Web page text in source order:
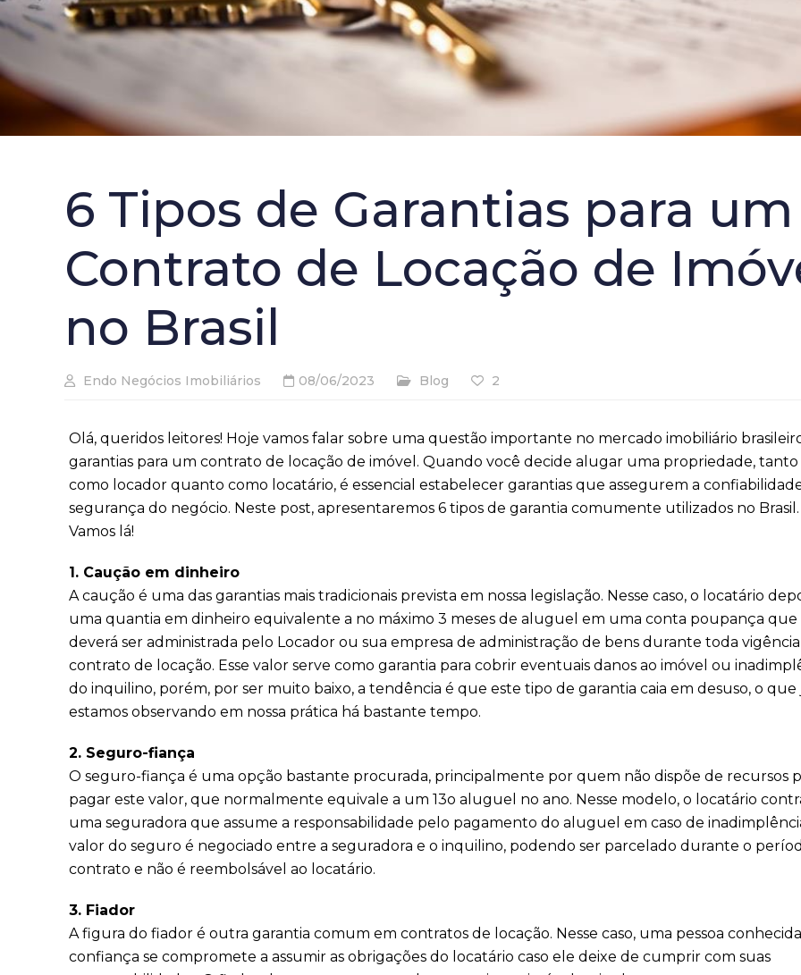
6 Tipos de Garantias para um
Contrato de Locação de
no Brasil
Endo Negócios Imobiliários 08/06/2023 Blog 2
Olá, queridos leitores! Hoje vamos falar sobre uma questão importante no mercado imobiliário
garantias para um contrato de locação de imóvel. Quando você decide alugar uma propriedade, tanto
como locador quanto como locatário, é essencial estabelecer garantias que assegurem a
segurança do negócio. Neste post, apresentaremos 6 tipos de garantia comumente utilizados no Brasil.
Vamos lá!
1. Caução em dinheiro
A caução é uma das garantias mais tradicionais prevista em nossa legislação. Nesse caso, o locatário
uma quantia em dinheiro equivalente a no máximo 3 meses de aluguel em uma conta poupança que
deverá ser administrada pelo Locador ou sua empresa de administração de bens durante toda
contrato de locação. Esse valor serve como garantia para cobrir eventuais danos ao imóvel ou
do inquilino, porém, por ser muito baixo, a tendência é que este tipo de garantia caia em desuso, o que
estamos observando em nossa prática há bastante tempo.
2. Seguro-fiança
O seguro-fiança é uma opção bastante procurada, principalmente por quem não dispõe de recursos
pagar este valor, que normalmente equivale a um 13o aluguel no ano. Nesse modelo, o locatário
uma seguradora que assume a responsabilidade pelo pagamento do aluguel em caso de
valor do seguro é negociado entre a seguradora e o inquilino, podendo ser parcelado durante o
contrato e não é reembolsável ao locatário.
3. Fiador
A figura do fiador é outra garantia comum em contratos de locação. Nesse caso, uma pessoa
confiança se compromete a assumir as obrigações do locatário caso ele deixe de cumprir com suas